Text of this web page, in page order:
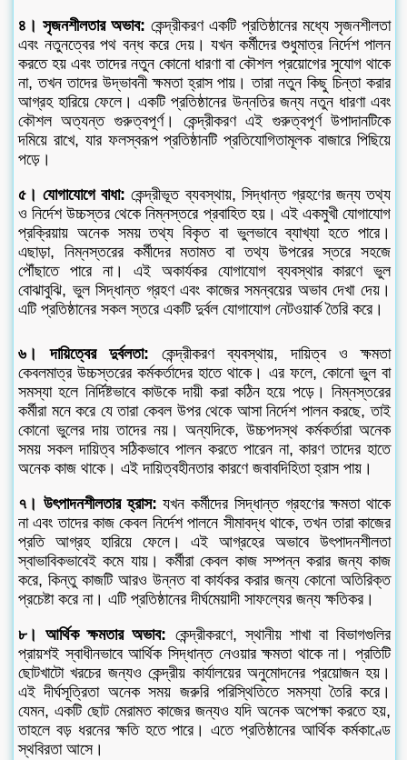
৪। সৃজনশীলতার অভাব: কেন্দ্রীকরণ একটি প্রতিষ্ঠানের মধ্যে সৃজনশীলতা
এবং নতুনত্বের পথ বন্ধ করে দেয়। যখন কর্মীদের শুধুমাত্র নির্দেশ পালন
করতে হয় এবং তাদের নতুন কোনো ধারণা বা কৌশল প্রয়োগের সুযোগ থাকে
না, তখন তাদের উদ্ভাবনী ক্ষমতা হ্রাস পায়। তারা নতুন কিছু চিন্তা করার
আগ্রহ হারিয়ে ফেলে। একটি প্রতিষ্ঠানের উন্নতির জন্য নতুন ধারণা এবং
কৌশল অত্যন্ত গুরুত্বপূর্ণ। কেন্দ্রীকরণ এই গুরুত্বপূর্ণ উপাদানটিকে
দমিয়ে রাখে, যার ফলস্বরূপ প্রতিষ্ঠানটি প্রতিযোগিতামূলক বাজারে পিছিয়ে
পড়ে।
৫। যোগাযোগে বাধা: কেন্দ্রীভূত ব্যবস্থায়, সিদ্ধান্ত গ্রহণের জন্য তথ্য
ও নির্দেশ উচ্চস্তর থেকে নিম্নস্তরে প্রবাহিত হয়। এই একমুখী যোগাযোগ
প্রক্রিয়ায় অনেক সময় তথ্য বিকৃত বা ভুলভাবে ব্যাখ্যা হতে পারে।
এছাড়া, নিম্নস্তরের কর্মীদের মতামত বা তথ্য উপরের স্তরে সহজে
পৌঁছাতে পারে না। এই অকার্যকর যোগাযোগ ব্যবস্থার কারণে ভুল
বোঝাবুঝি, ভুল সিদ্ধান্ত গ্রহণ এবং কাজের সমন্বয়ের অভাব দেখা দেয়।
এটি প্রতিষ্ঠানের সকল স্তরে একটি দুর্বল যোগাযোগ নেটওয়ার্ক তৈরি করে।
৬। দায়িত্বের দুর্বলতা: কেন্দ্রীকরণ ব্যবস্থায়, দায়িত্ব ও ক্ষমতা
কেবলমাত্র উচ্চস্তরের কর্মকর্তাদের হাতে থাকে। এর ফলে, কোনো ভুল বা
সমস্যা হলে নির্দিষ্টভাবে কাউকে দায়ী করা কঠিন হয়ে পড়ে। নিম্নস্তরের
কর্মীরা মনে করে যে তারা কেবল উপর থেকে আসা নির্দেশ পালন করছে, তাই
কোনো ভুলের দায় তাদের নয়। অন্যদিকে, উচ্চপদস্থ কর্মকর্তারা অনেক
সময় সকল দায়িত্ব সঠিকভাবে পালন করতে পারেন না, কারণ তাদের হাতে
অনেক কাজ থাকে। এই দায়িত্বহীনতার কারণে জবাবদিহিতা হ্রাস পায়।
৭। উৎপাদনশীলতার হ্রাস: যখন কর্মীদের সিদ্ধান্ত গ্রহণের ক্ষমতা থাকে
না এবং তাদের কাজ কেবল নির্দেশ পালনে সীমাবদ্ধ থাকে, তখন তারা কাজের
প্রতি আগ্রহ হারিয়ে ফেলে। এই আগ্রহের অভাবে উৎপাদনশীলতা
স্বাভাবিকভাবেই কমে যায়। কর্মীরা কেবল কাজ সম্পন্ন করার জন্য কাজ
করে, কিন্তু কাজটি আরও উন্নত বা কার্যকর করার জন্য কোনো অতিরিক্ত
প্রচেষ্টা করে না। এটি প্রতিষ্ঠানের দীর্ঘমেয়াদী সাফল্যের জন্য ক্ষতিকর।
৮। আর্থিক ক্ষমতার অভাব: কেন্দ্রীকরণে, স্থানীয় শাখা বা বিভাগগুলির
প্রায়শই স্বাধীনভাবে আর্থিক সিদ্ধান্ত নেওয়ার ক্ষমতা থাকে না। প্রতিটি
ছোটখাটো খরচের জন্যও কেন্দ্রীয় কার্যালয়ের অনুমোদনের প্রয়োজন হয়।
এই দীর্ঘসূত্রিতা অনেক সময় জরুরি পরিস্থিতিতে সমস্যা তৈরি করে।
যেমন, একটি ছোট মেরামত কাজের জন্যও যদি অনেক অপেক্ষা করতে হয়,
তাহলে বড় ধরনের ক্ষতি হতে পারে। এতে প্রতিষ্ঠানের আর্থিক কর্মকাণ্ডে
স্থবিরতা আসে।